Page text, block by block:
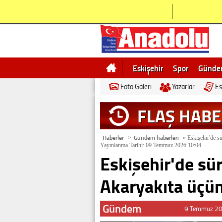
Eskişehir Spor
Bilecik
Ne demek
Foto Galeri Yazarlar
FLAŞ
Haberler > Gündem haberleri » Eskişehir'de
Yayınlanma Tarihi: 09 Temmuz 2026 10:04
Eskişehir'de
Akaryakıta
Gündem 9 Temmuz